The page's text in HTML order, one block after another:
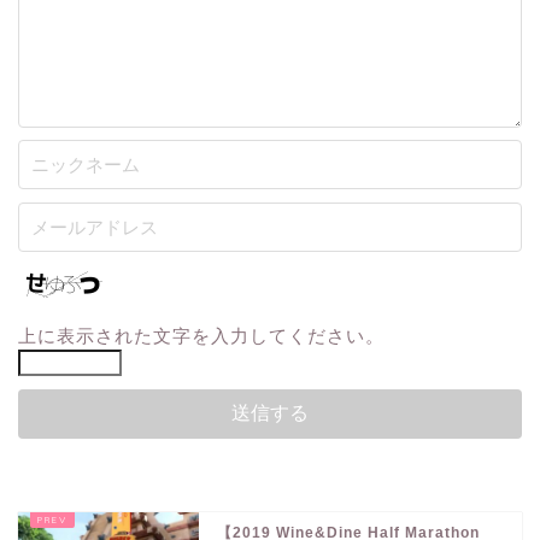
上に表示された文字を入力してください。
【2019 Wine&Dine Half Marathon